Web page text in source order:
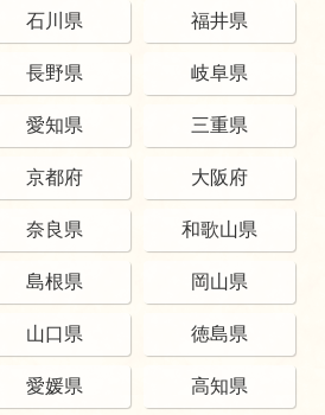
石川県 福井県
長野県 岐阜県
愛知県 三重県
京都府 大阪府
奈良県 和歌山県
島根県 岡山県
山口県 徳島県
愛媛県 高知県